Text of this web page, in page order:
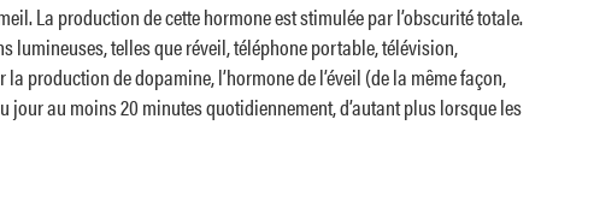
La production de cette hormone est stimulée par l’obscurité totale.
lumineuses, telles que réveil, téléphone portable, télévision,
production de dopamine, l’hormone de l’éveil (de la même façon,
au moins 20 minutes quotidiennement, d’autant plus lorsque les